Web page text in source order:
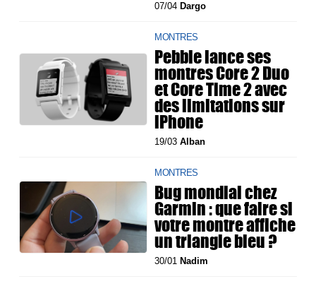
07/04 Dargo
MONTRES
Pebble lance ses
montres Core 2 Duo
et Core Time 2 avec
des limitations sur
iPhone
19/03Alban
MONTRES
Bug mondial chez
Garmin : que faire si
votre montre affiche
un triangle bleu ?
30/01 Nadim